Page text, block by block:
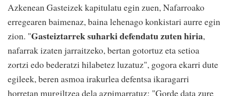
Azkenean Gasteizek kapitulatu egin zuen, Nafarroako
erregearen baimenaz, baina lehenago konkistari aurre egin
zion. "Gasteiztarrek suharki defendatu zuten hiria,
nafarrak izaten jarraitzeko, bertan gotortuz eta setioa
zortzi edo bederatzi hilabetez luzatuz", gogora ekarri dute
egileek, beren asmoa irakurlea defentsa ikaragarri
horretan murgiltzea dela azpimarratuz: "Gorde data zure